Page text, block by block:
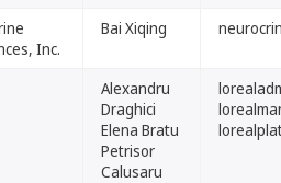
Inc.
Bai Xiqing
Alexandru
Draghici
Elena Bratu
Petrisor
Calusaru